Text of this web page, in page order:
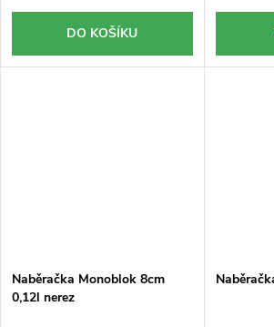
DO KOŠÍKU
Naběračka Monoblok 8cm
0,12l nerez